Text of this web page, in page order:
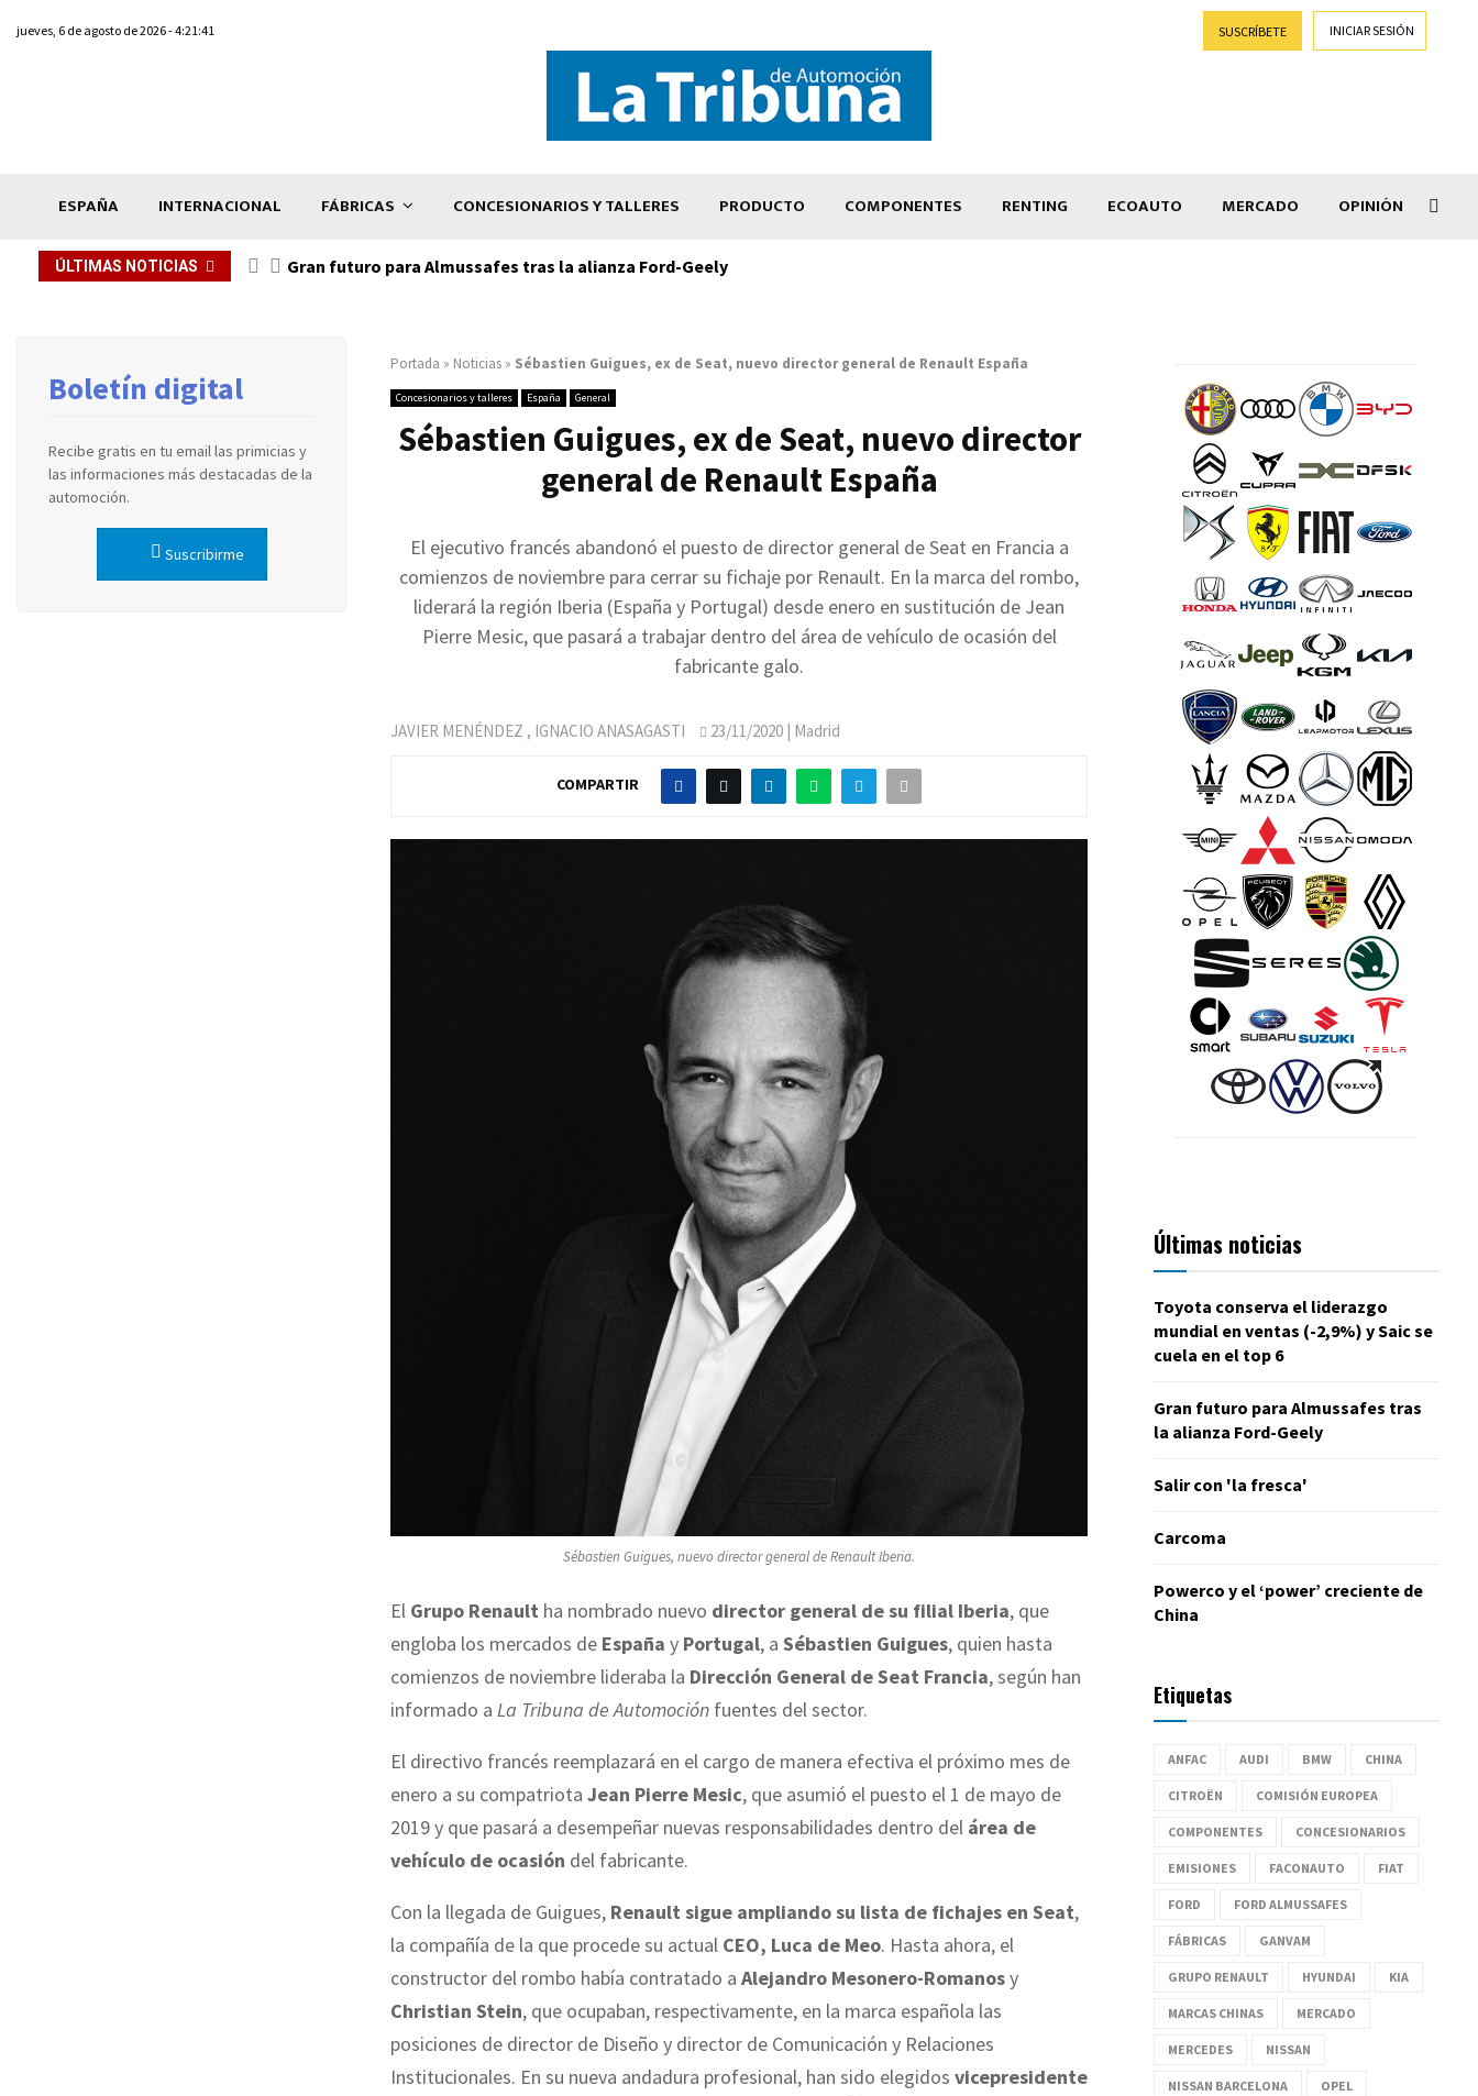
jueves, 6 de agosto de 2026 - 4:21:41 SUSCRÍBETE INICIAR SESIÓN
ESPAÑA INTERNACIONAL FÁBRICAS CONCESIONARIOS Y TALLERES PRODUCTO COMPONENTES RENTING ECOAUTO MERCADO OPINIÓN
ÚLTIMAS NOTICIAS Gran futuro para Almussafes tras la alianza Ford-Geely
Portada » Noticias » Sébastien Guigues, ex de Seat, nuevo director general de Renault España
Concesionarios y talleres España General
Sébastien Guigues, ex de Seat, nuevo director
general de Renault España
El ejecutivo francés abandonó el puesto de director general de Seat en Francia a
comienzos de noviembre para cerrar su fichaje por Renault. En la marca del rombo,
liderará la región Iberia (España y Portugal) desde enero en sustitución de Jean
Pierre Mesic, que pasará a trabajar dentro del área de vehículo de ocasión del
fabricante galo.
JAVIER MENÉNDEZ , IGNACIO ANASAGASTI 23/11/2020 | Madrid
COMPARTIR
Sébastien Guigues, nuevo director general de Renault Iberia.
El Grupo Renault ha nombrado nuevo director general de su filial Iberia, que
engloba los mercados de España y Portugal, a Sébastien Guigues, quien hasta
comienzos de noviembre lideraba la Dirección General de Seat Francia, según han
informado a La Tribuna de Automoción fuentes del sector.
El directivo francés reemplazará en el cargo de manera efectiva el próximo mes de
enero a su compatriota Jean Pierre Mesic, que asumió el puesto el 1 de mayo de
2019 y que pasará a desempeñar nuevas responsabilidades dentro del área de
vehículo de ocasión del fabricante.
Con la llegada de Guigues, Renault sigue ampliando su lista de fichajes en Seat,
la compañía de la que procede su actual CEO, Luca de Meo. Hasta ahora, el
constructor del rombo había contratado a Alejandro Mesonero-Romanosy
Christian Stein, que ocupaban, respectivamente, en la marca española las
posiciones de director de Diseño y director de Comunicación y Relaciones
Institucionales. En su nueva andadura profesional, han sido elegidos vicepresidente
Boletín digital
Recibe gratis en tu email las primicias y
las informaciones más destacadas de la
automoción.
Suscribirme
Últimas noticias
Toyota conserva el liderazgo
mundial en ventas (-2,9%) y Saic se
cuela en el top 6
Gran futuro para Almussafes tras
la alianza Ford-Geely
Salir con 'la fresca'
Carcoma
Powerco y el ‘power’ creciente de
China
Etiquetas
ANFAC AUDI BMW CHINA
CITROËN COMISIÓN EUROPEA
COMPONENTES CONCESIONARIOS
EMISIONES FACONAUTO FIAT
FORD FORD ALMUSSAFES
FÁBRICAS GANVAM
GRUPO RENAULT HYUNDAI KIA
MARCAS CHINAS MERCADO
MERCEDES NISSAN
NISSAN BARCELONA OPEL